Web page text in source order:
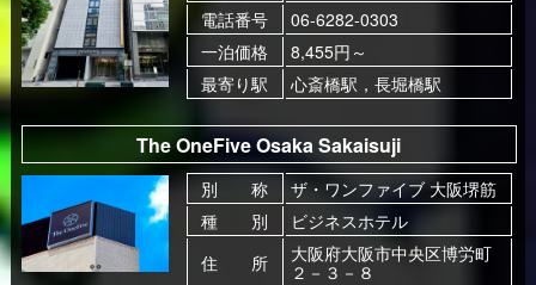
電話番号
06-6282-0303
一泊価格
8,455円～
最寄り駅
心斎橋駅，長堀橋駅
The OneFive Osaka Sakaisuji
別 称
ザ・ワンファイブ 大阪堺筋
種 別
ビジネスホテル
住 所
大阪府大阪市中央区博労町
２－３－８